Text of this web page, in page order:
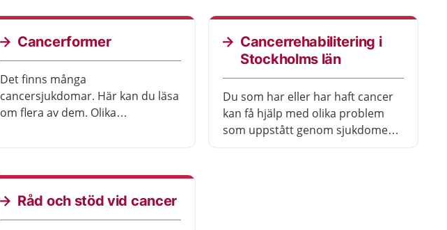
Cancerformer
Det finns många
cancersjukdomar. Här kan du läsa
om flera av dem. Olika
Cancerrehabilitering i
Stockholms län
Du som har eller har haft cancer
kan få hjälp med olika problem
som uppstått genom sjukdomen
Råd och stöd vid cancer